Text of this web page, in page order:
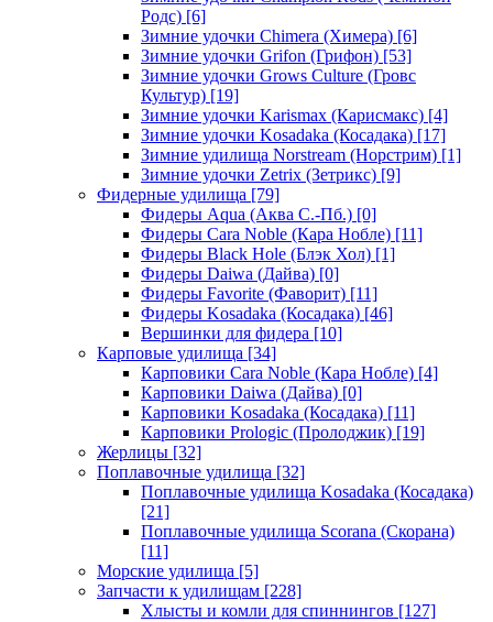
Родс) [6]
Зимние удочки Chimera (Химера) [6]
Зимние удочки Grifon (Грифон) [53]
Зимние удочки Grows Culture (Гровс
Культур) [19]
Зимние удочки Karismax (Карисмакс) [4]
Зимние удочки Kosadaka (Косадака) [17]
Зимние удилища Norstream (Норстрим) [1]
Зимние удочки Zetrix (Зетрикс) [9]
Фидерные удилища [79]
Фидеры Aqua (Аква С.-Пб.) [0]
Фидеры Cara Noble (Кара Нобле) [11]
Фидеры Black Hole (Блэк Хол) [1]
Фидеры Daiwa (Дайва) [0]
Фидеры Favorite (Фаворит) [11]
Фидеры Kosadaka (Косадака) [46]
Вершинки для фидера [10]
Карповые удилища [34]
Карповики Cara Noble (Кара Нобле) [4]
Карповики Daiwa (Дайва) [0]
Карповики Kosadaka (Косадака) [11]
Карповики Prologic (Пролоджик) [19]
Жерлицы [32]
Поплавочные удилища [32]
Поплавочные удилища Kosadaka (Косадака)
[21]
Поплавочные удилища Scorana (Скорана)
[11]
Морские удилища [5]
Запчасти к удилищам [228]
Хлысты и комли для спиннингов [127]